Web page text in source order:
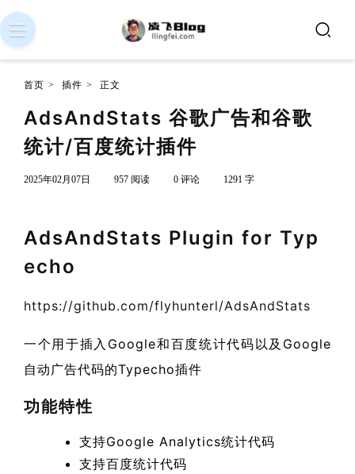
首页 > 插件 > 正文
AdsAndStats 谷歌广告和谷歌
统计/百度统计插件
2025年02月07日 957 阅读 0 评论 1291 字
AdsAndStats Plugin for Typ
echo
https://github.com/flyhunterl/AdsAndStats
一个用于插入Google和百度统计代码以及Google
自动广告代码的Typecho插件
功能特性
支持Google Analytics统计代码
支持百度统计代码